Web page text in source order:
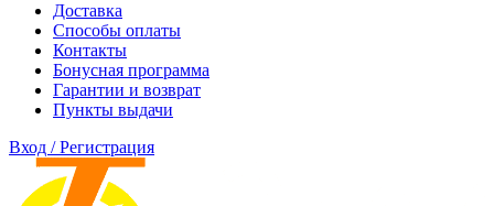
Доставка
Способы оплаты
Контакты
Бонусная программа
Гарантии и возврат
Пункты выдачи
Вход / Регистрация